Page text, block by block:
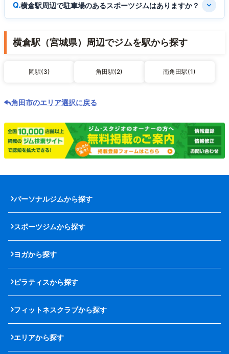
横倉駅周辺で駐車場のあるスポーツジムはありますか？
横倉駅（宮城県）周辺でジムを駅から探す
岡駅(3) 角田駅(2) 南角田駅(1)
角田市のエリア選択に戻る
パーソナルジムから探す
スポーツジムから探す
ヨガから探す
ピラティスから探す
フィットネスクラブから探す
エリアから探す